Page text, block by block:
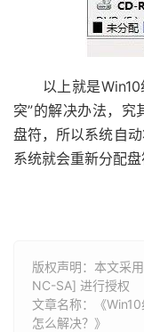
以上就是Win10
突”的解决办法，究
盘符，所以系统自
系统就会重新分配
版权声明：本文采
NC-SA] 进行授权
文章名称：《
怎么解决？》